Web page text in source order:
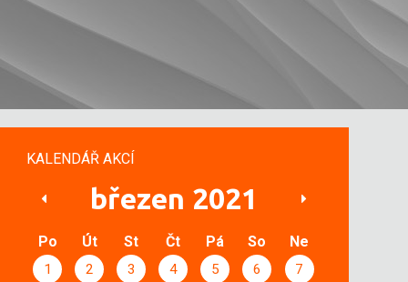
KALENDÁŘ AKCÍ
březen 2021
Po Út St Čt Pá So Ne
1 2 3 4 5 6
7